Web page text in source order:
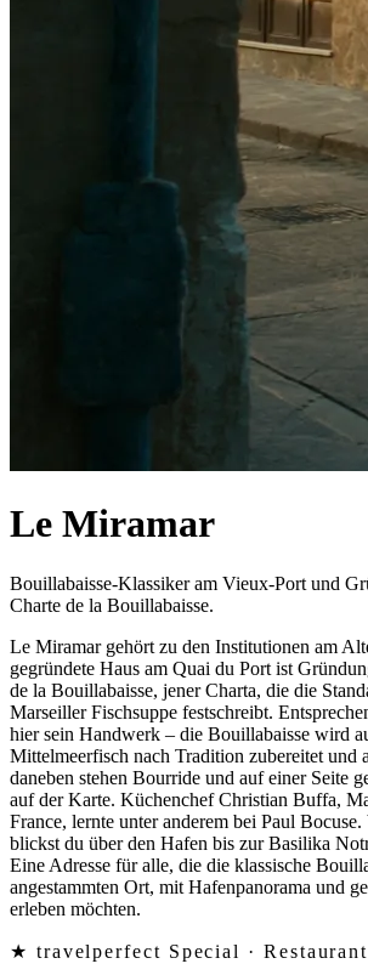
Le Miramar
Bouillabaisse-Klassiker am Vieux-Port und
Charte de la Bouillabaisse.
Le Miramar gehört zu den Institutionen am
gegründete Haus am Quai du Port ist
de la Bouillabaisse, jener Charta, die die
Marseiller Fischsuppe festschreibt.
hier sein Handwerk – die Bouillabaisse wird
Mittelmeerfisch nach Tradition zubereitet und
daneben stehen Bourride und auf einer Seite
auf der Karte. Küchenchef Christian Buffa,
France, lernte unter anderem bei Paul
blickst du über den Hafen bis zur Basilika
Eine Adresse für alle, die die klassische
angestammten Ort, mit Hafenpanorama und
erleben möchten.
★ travelperfect Special · Restaurant